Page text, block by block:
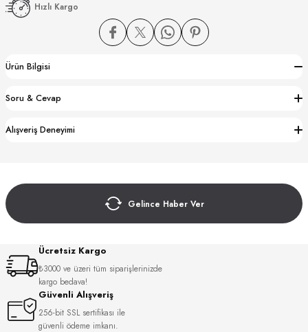
Hızlı Kargo
Ürün Bilgisi
Soru & Cevap
Alışveriş Deneyimi
Gelince Haber Ver
Ücretsiz Kargo
₺3000 ve üzeri tüm siparişlerinizde
kargo bedava!
Güvenli Alışveriş
256-bit SSL sertifikası ile
güvenli ödeme imkanı.